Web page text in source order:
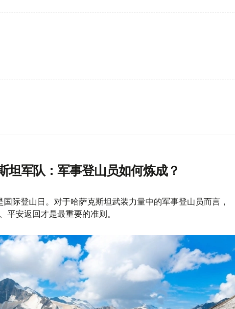
坦军队：军事登山员如何炼成？
国际登山日。对于哈萨克斯坦武装力量中的军事登山员而言，
平安返回才是最重要的准则。